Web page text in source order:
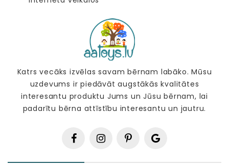
Katrs vecāks izvēlas savam bērnam labāko. Mūsu
uzdevums ir piedāvāt augstākās kvalitātes
interesantu produktu Jums un Jūsu bērnam, lai
padarītu bērna attīstību interesantu un jautru.